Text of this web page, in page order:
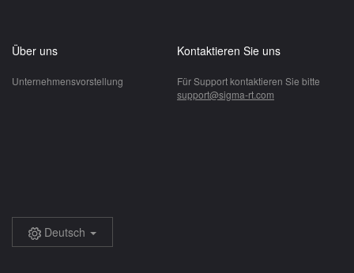
Über uns
Unternehmensvorstellung
Kontaktieren Sie uns
Für Support kontaktieren Sie bitte
support@sigma-rt.com
Deutsch